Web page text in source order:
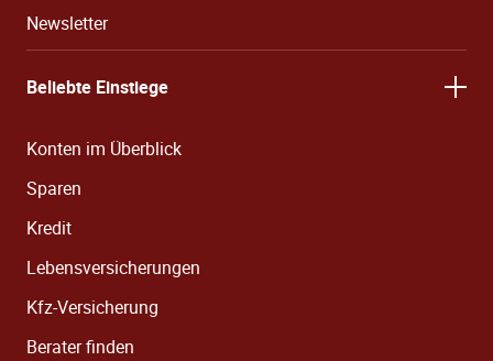
Newsletter
Beliebte Einstiege
Konten im Überblick
Sparen
Kredit
Lebensversicherungen
Kfz-Versicherung
Berater finden